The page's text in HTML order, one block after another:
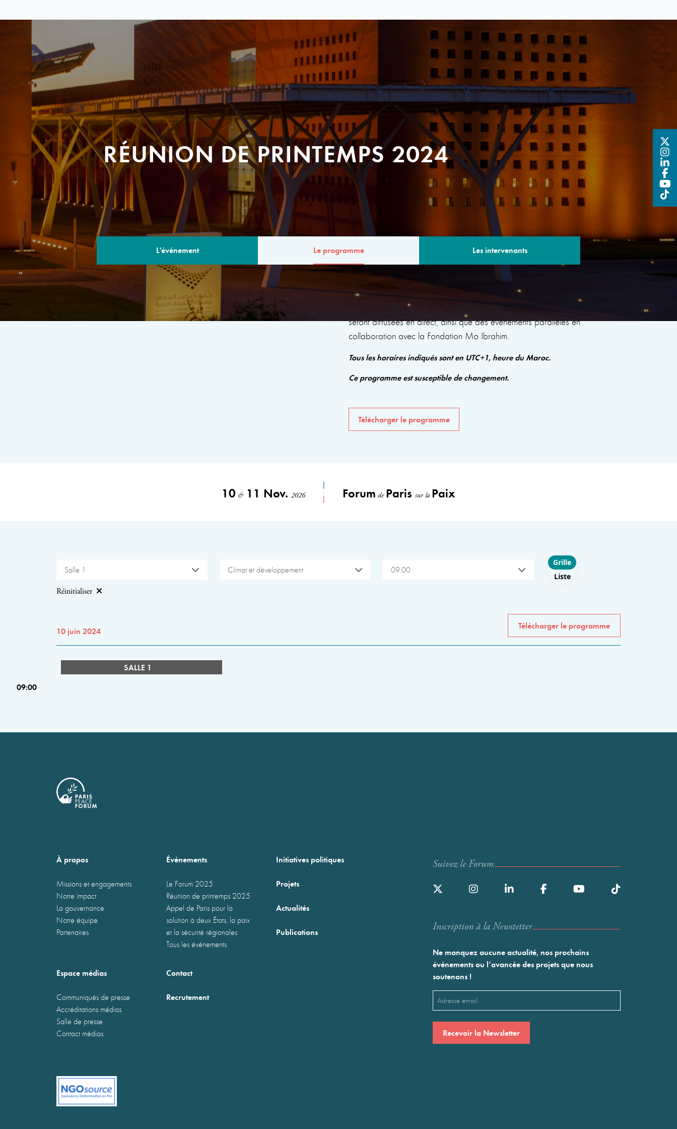
RÉUNION DE PRINTEMPS 2024
L'événement Le programme Les intervenants
LE PROGRAMME
Le programme comprendra des sessions avec des experts renommés qui
seront diffusées en direct, ainsi que des événements parallèles en
collaboration avec la Fondation Mo Ibrahim.
Tous les horaires indiqués sont en UTC+1, heure du Maroc.
Ce programme est susceptible de changement.
Télécharger le programme
10 &11 Nov. 2026 Forum de Paris sur la Paix
Salle 1 Climat et développement 09:00
Choose layout
Grille
Liste
Réinitialiser
10 juin 2024
Télécharger le programme
SALLE 1
09:00
À propos
Missions et engagements
Notre impact
La gouvernance
Notre équipe
Partenaires
Événements
Le Forum 2025
Réunion de printemps 2025
Appel de Paris pour la
solution à deux États, la paix
et la sécurité régionales
Tous les événements
Initiatives politiques
Projets
Actualités
Publications
Espace médias
Communiqués de presse
Accréditations médias
Salle de presse
Contact médias
Contact
Recrutement
Suivez le Forum
Inscription à la Newstetter
Ne manquez aucune actualité, nos prochains
événements ou l’avancée des projets que nous
soutenons !
Email
(Nécessaire)